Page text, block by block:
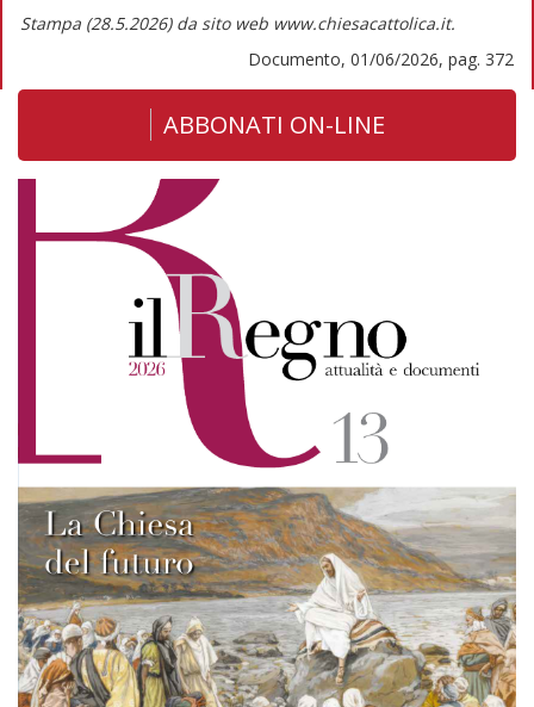
Stampa (28.5.2026) da sito web www.chiesacattolica.it.
Documento, 01/06/2026, pag. 372
ABBONATI ON-LINE